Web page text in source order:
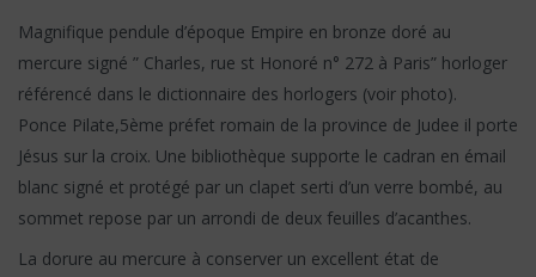
Magnifique pendule d’époque Empire en bronze doré au
mercure signé ” Charles, rue st Honoré n° 272 à Paris” horloger
référencé dans le dictionnaire des horlogers (voir photo).
Ponce Pilate,5ème préfet romain de la province de Judee il porte
Jésus sur la croix. Une bibliothèque supporte le cadran en émail
blanc signé et protégé par un clapet serti d’un verre bombé, au
sommet repose par un arrondi de deux feuilles d’acanthes.
La dorure au mercure à conserver un excellent état de